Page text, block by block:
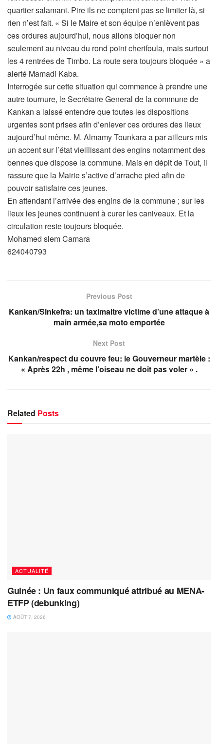
quartier salamani. Pire ils ne comptent pas se limiter là, si
rien n’est fait. « Si le Maire et son équipe n’enlèvent pas
ces ordures aujourd’hui, nous allons bloquer non
seulement au niveau du rond point cherifoula, mais surtout
les 4 rentrées de Timbo. La route sera toujours bloquée » a
alerté Mamadi Kaba.
Interrogée sur cette situation qui commence à prendre une
autre tournure, le Secrétaire General de la commune de
Kankan a laissé entendre que toutes les dispositions
urgentes sont prises afin d’enlever ces ordures des lieux
aujourd’hui même. M. Almamy Tounkara a par ailleurs mis
un accent sur l’état vieillissant des engins notamment des
bennes que dispose la commune. Mais en dépit de Tout, il
rassure que la Mairie s’active d’arrache pied afin de
pouvoir satisfaire ces jeunes.
En attendant l’arrivée des engins de la commune ; sur les
lieux les jeunes continuent à curer les caniveaux. Et la
circulation reste toujours bloquée.
Mohamed slem Camara
624040793
Previous Post
Kankan/Sinkefra: un taximaitre victime d’une attaque à
main armée,sa moto emportée
Next Post
Kankan/respect du couvre feu: le Gouverneur martèle :
« Après 22h , même l’oiseau ne doit pas voler » .
Related Posts
ACTUALITÉ
Guinée : Un faux communiqué attribué au MENA-
ETFP (debunking)
AOÛT 7, 2026